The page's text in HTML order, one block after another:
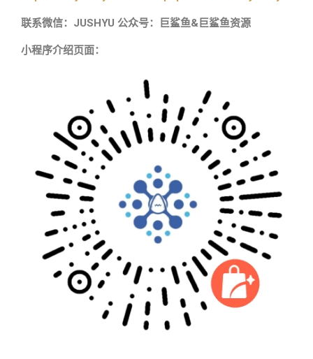
联系微信：JUSHYU 公众号：巨鲨鱼&巨鲨鱼资源
小程序介绍页面：